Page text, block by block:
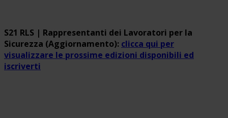
S21 RLS | Rappresentanti dei Lavoratori per la
Sicurezza (Aggiornamento): clicca qui per
visualizzare le prossime edizioni disponibili ed
iscriverti